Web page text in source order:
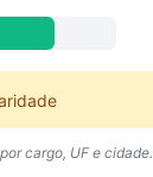
cargo, UF e cidade.